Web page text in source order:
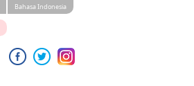
Bahasa Indonesia